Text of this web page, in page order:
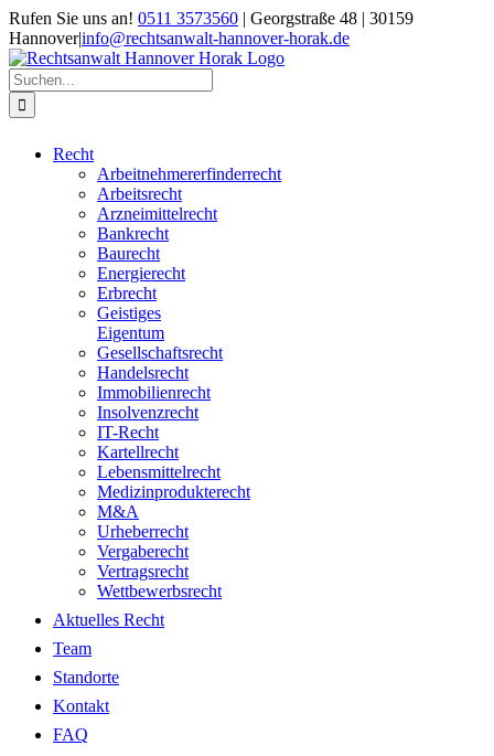
Zum
Inhalt
springen
Rufen Sie uns an! 0511 3573560 | Georgstraße 48 | 30159
Hannover|info@rechtsanwalt-hannover-horak.de
Suche
nach:
Recht
Arbeitnehmererfinderrecht
Arbeitsrecht
Arzneimittelrecht
Bankrecht
Baurecht
Energierecht
Erbrecht
Geistiges
Eigentum
Gesellschaftsrecht
Handelsrecht
Immobilienrecht
Insolvenzrecht
IT-Recht
Kartellrecht
Lebensmittelrecht
Medizinprodukterecht
M&A
Urheberrecht
Vergaberecht
Vertragsrecht
Wettbewerbsrecht
Aktuelles Recht
Team
Standorte
Kontakt
FAQ